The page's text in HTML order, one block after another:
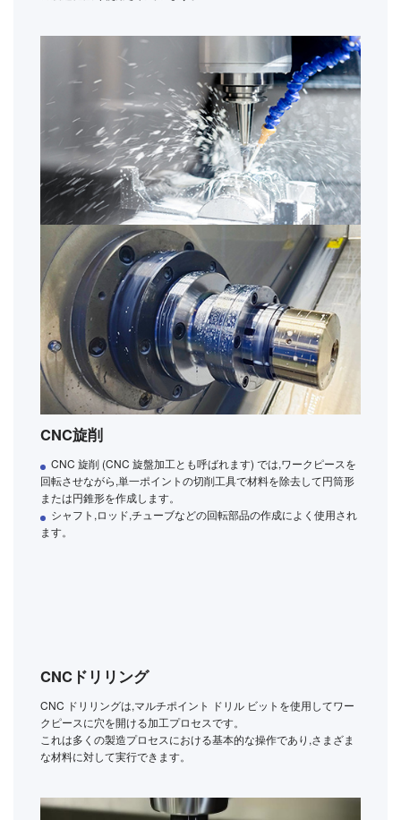
CNC旋削
CNC 旋削 (CNC 旋盤加工とも呼ばれます) では,ワークピースを
回転させながら,単一ポイントの切削工具で材料を除去して円筒形
または円錐形を作成します。
シャフト,ロッド,チューブなどの回転部品の作成によく使用され
ます。
CNCドリリング
CNC ドリリングは,マルチポイント ドリル ビットを使用してワー
クピースに穴を開ける加工プロセスです。
これは多くの製造プロセスにおける基本的な操作であり,さまざま
な材料に対して実行できます。